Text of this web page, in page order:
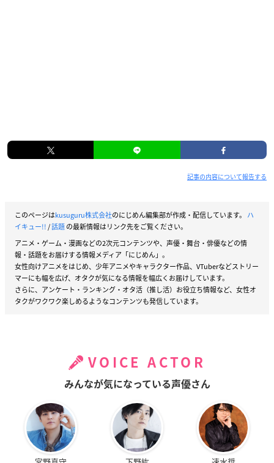
記事の内容について報告する
このページはkusuguru株式会社のにじめん編集部が作成・配信しています。 ハ
イキュー!!/話題の最新情報はリンク先をご覧ください。
アニメ・ゲーム・漫画などの2次元コンテンツや、声優・舞台・俳優などの情
報・話題をお届けする情報メディア「にじめん」。
女性向けアニメをはじめ、少年アニメやキャラクター作品、VTuberなどストリー
マーにも幅を広げ、オタクが気になる情報を幅広くお届けしています。
さらに、アンケート・ランキング・オタ活（推し活）お役立ち情報など、女性オ
タクがワクワク楽しめるようなコンテンツも発信しています。
VOICE ACTOR
みんなが気になっている声優さん